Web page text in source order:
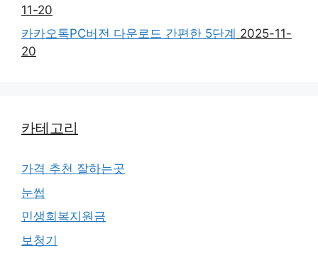
11-20
카카오톡PC버전 다운로드 간편한 5단계 2025-11-
20
카테고리
가격 추천 잘하는곳
눈썹
민생회복지원금
보청기